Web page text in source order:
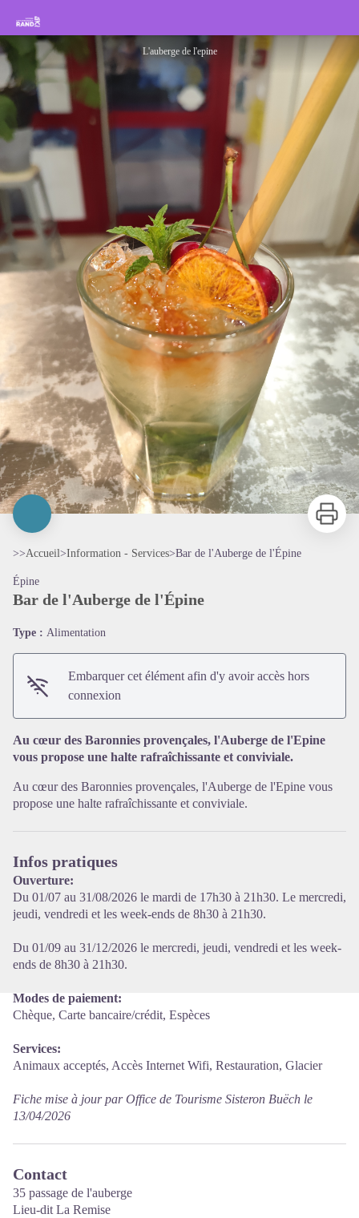
Rando Sisteron Buëch Baronnies Provençales
L'auberge de l'epine
Voir l'image en plein écran
Imprimer
>>Accueil>Information - Services>Bar de l'Auberge de l'Épine
Épine
Bar de l'Auberge de l'Épine
Type : Alimentation
Embarquer cet élément afin d'y avoir accès hors
connexion
Au cœur des Baronnies provençales, l'Auberge de l'Epine
vous propose une halte rafraîchissante et conviviale.
Au cœur des Baronnies provençales, l'Auberge de l'Epine vous
propose une halte rafraîchissante et conviviale.
Infos pratiques
Ouverture:
Du 01/07 au 31/08/2026 le mardi de 17h30 à 21h30. Le mercredi,
jeudi, vendredi et les week-ends de 8h30 à 21h30.
Du 01/09 au 31/12/2026 le mercredi, jeudi, vendredi et les week-
ends de 8h30 à 21h30.
Modes de paiement:
Chèque, Carte bancaire/crédit, Espèces
Services:
Animaux acceptés, Accès Internet Wifi, Restauration, Glacier
Fiche mise à jour par Office de Tourisme Sisteron Buëch le
13/04/2026
Contact
35 passage de l'auberge
Lieu-dit La Remise